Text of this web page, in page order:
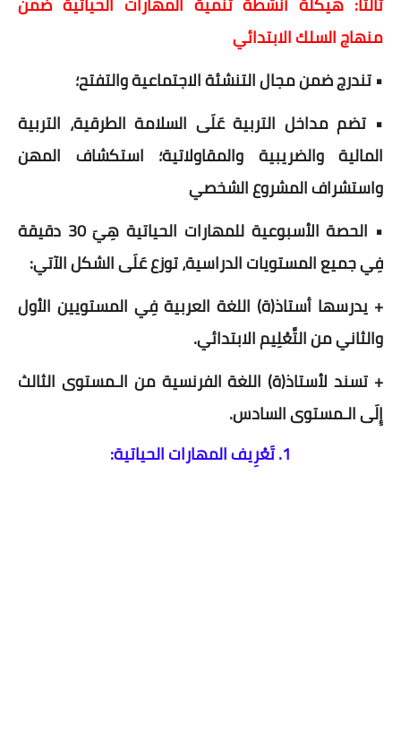
منهاج السلك الابتدائي
• تندرج ضمن مجال التنشئة الاجتماعية والتفتح؛
• تضم مداخل التربية عَلَى السلامة الطرقية، التربية
المالية والضريبية والمقاولاتية؛ استكشاف المهن
واستشراف المشروع الشخصي
• الحصة الأسبوعية للمهارات الحياتية هِيَ 30 دقيقة
فِي جميع المستويات الدراسية، توزع عَلَى الشكل الآتي:
+ يدرسها أستاذ(ة) اللغة العربية فِي المستويين الأول
والثاني من التَّعْلِيم الابتدائي.
+ تسند لأستاذ(ة) اللغة الفرنسية من الـمستوى الثالث
إِلَى الـمستوى السادس.
1. تَعْرِيف المهارات الحياتية: